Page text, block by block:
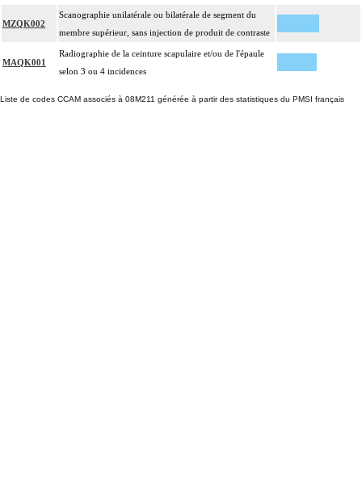
MZQK002
Scanographie unilatérale ou bilatérale de segment du
membre supérieur, sans injection de produit de contraste
MAQK001
Radiographie de la ceinture scapulaire et/ou de l'épaule
selon 3 ou 4 incidences
Liste de codes CCAM associés à 08M211 générée à partir des statistiques du PMSI français